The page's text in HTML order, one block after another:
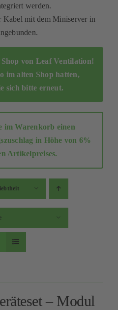
Warenkorb
werden.
Kabel mit dem Miniserver in
von Leaf Ventilation!
im alten Shop hatten,
sich bitte erneut.
im Warenkorb einen
in Höhe von 6%
Artikelpreises.
– Modul